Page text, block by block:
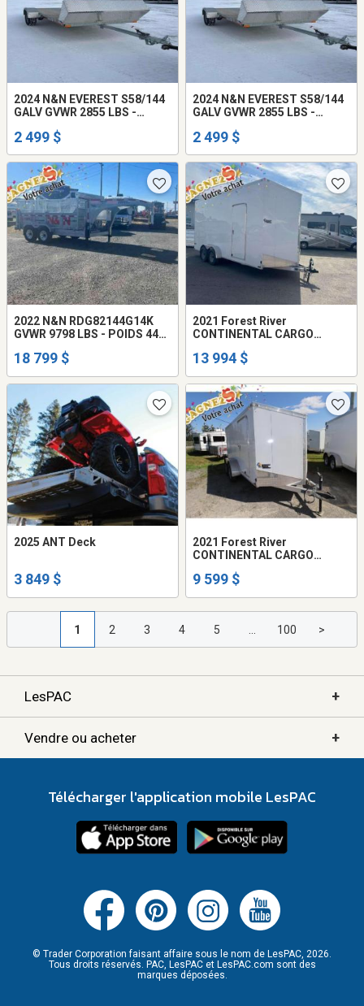
2024 N&N EVEREST S58/144
GALV GVWR 2855 LBS -
2 499 $
2024 N&N EVEREST S58/144
GALV GVWR 2855 LBS -
2 499 $
2022 N&N RDG82144G14K
GVWR 9798 LBS - POIDS 4490
18 799 $
2021 Forest River
CONTINENTAL CARGO
13 994 $
2025 ANT Deck
3 849 $
2021 Forest River
CONTINENTAL CARGO
9 599 $
1 2 3 4 5 100 >
LesPAC +
Vendre ou acheter +
Télécharger l'application mobile LesPAC
© Trader Corporation faisant affaire sous le nom de LesPAC, 2026.
Tous droits réservés. PAC, LesPAC et LesPAC.com sont des
marques déposées.